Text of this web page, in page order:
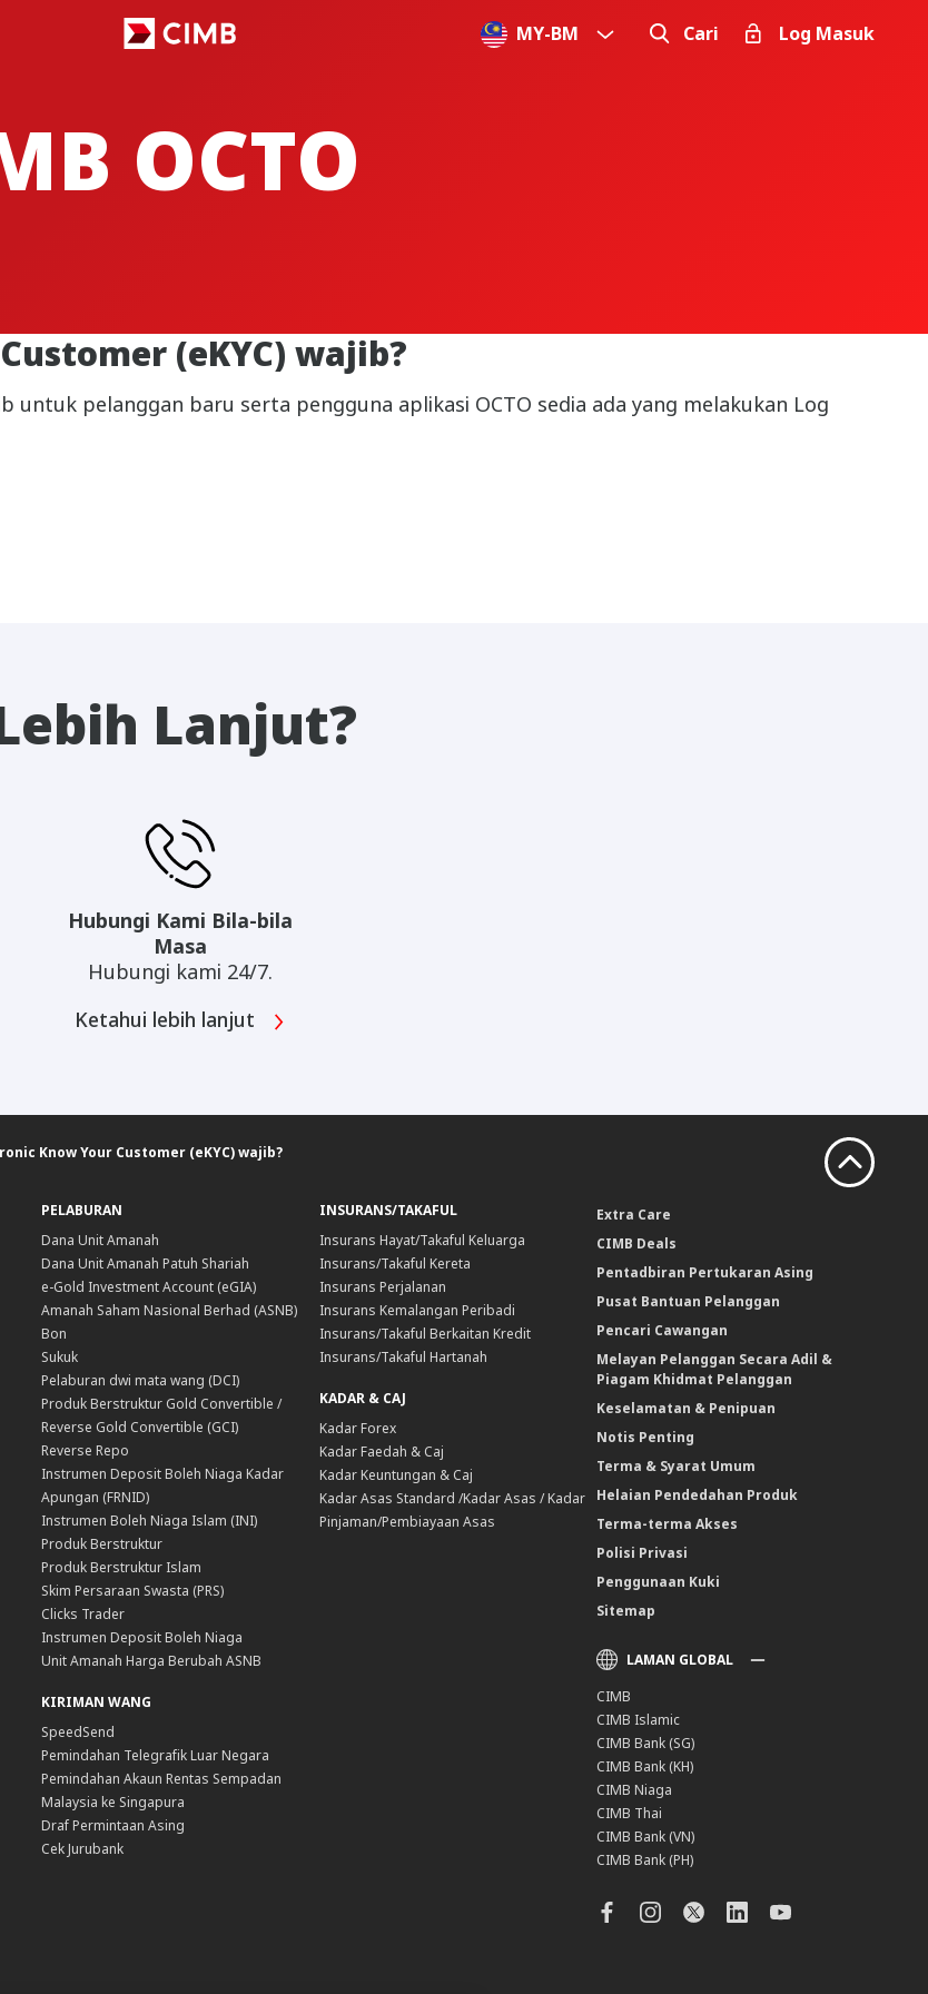
MY-BM Cari Log Masuk
OCTO
(eKYC) wajib?
untuk pelanggan baru serta pengguna aplikasi OCTO sedia ada yang melakukan Log
Lanjut?
Hubungi Kami Bila-bila
Masa
Hubungi kami 24/7.
Ketahui lebih lanjut
Know Your Customer (eKYC) wajib?
PELABURAN
Dana Unit Amanah
Dana Unit Amanah Patuh Shariah
e-Gold Investment Account (eGIA)
Amanah Saham Nasional Berhad (ASNB)
Bon
Sukuk
Pelaburan dwi mata wang (DCI)
Produk Berstruktur Gold Convertible /
Reverse Gold Convertible (GCI)
Reverse Repo
Instrumen Deposit Boleh Niaga Kadar
Apungan (FRNID)
Instrumen Boleh Niaga Islam (INI)
Produk Berstruktur
Produk Berstruktur Islam
Skim Persaraan Swasta (PRS)
Clicks Trader
Instrumen Deposit Boleh Niaga
Unit Amanah Harga Berubah ASNB
KIRIMAN WANG
SpeedSend
Pemindahan Telegrafik Luar Negara
Pemindahan Akaun Rentas Sempadan
Malaysia ke Singapura
Draf Permintaan Asing
Cek Jurubank
INSURANS/TAKAFUL
Insurans Hayat/Takaful Keluarga
Insurans/Takaful Kereta
Insurans Perjalanan
Insurans Kemalangan Peribadi
Insurans/Takaful Berkaitan Kredit
Insurans/Takaful Hartanah
KADAR & CAJ
Kadar Forex
Kadar Faedah & Caj
Kadar Keuntungan & Caj
Kadar Asas Standard /Kadar Asas / Kadar
Pinjaman/Pembiayaan Asas
Extra Care
CIMB Deals
Pentadbiran Pertukaran Asing
Pusat Bantuan Pelanggan
Pencari Cawangan
Melayan Pelanggan Secara Adil &
Piagam Khidmat Pelanggan
Keselamatan & Penipuan
Notis Penting
Terma & Syarat Umum
Helaian Pendedahan Produk
Terma-terma Akses
Polisi Privasi
Penggunaan Kuki
Sitemap
LAMAN GLOBAL
CIMB
CIMB Islamic
CIMB Bank (SG)
CIMB Bank (KH)
CIMB Niaga
CIMB Thai
CIMB Bank (VN)
CIMB Bank (PH)